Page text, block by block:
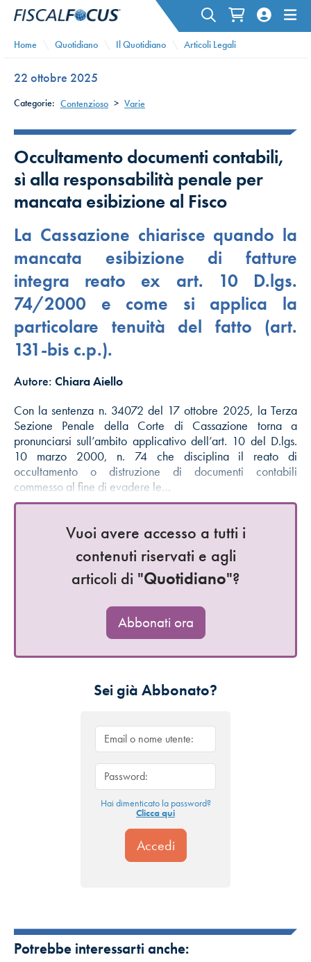
Home Quotidiano Il Quotidiano Articoli Legali
22 ottobre 2025
Categorie: Contenzioso > Varie
Occultamento documenti contabili,
sì alla responsabilità penale per
mancata esibizione al Fisco
La Cassazione chiarisce quando la
mancata esibizione di fatture
integra reato ex art. 10 D.lgs.
74/2000 e come si applica la
particolare tenuità del fatto (art.
131-bis c.p.).
Autore: Chiara Aiello
Con la sentenza n. 34072 del 17 ottobre 2025, la Terza
Sezione Penale della Corte di Cassazione torna a
pronunciarsi sull’ambito applicativo dell’art. 10 del D.lgs.
10 marzo 2000, n. 74 che disciplina il reato di
occultamento o distruzione di documenti contabili
commesso al fine di evadere le…
Vuoi avere accesso a tutti i
contenuti riservati e agli
articoli di "Quotidiano"?
Abbonati ora
Sei già Abbonato?
Hai dimenticato la password?
Clicca qui
Potrebbe interessarti anche: